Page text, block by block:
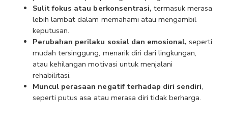
Sulit fokus atau berkonsentrasi, termasuk merasa
lebih lambat dalam memahami atau mengambil
keputusan.
Perubahan perilaku sosial dan emosional, seperti
mudah tersinggung, menarik diri dari lingkungan,
atau kehilangan motivasi untuk menjalani
rehabilitasi.
Muncul perasaan negatif terhadap diri sendiri,
seperti putus asa atau merasa diri tidak berharga.